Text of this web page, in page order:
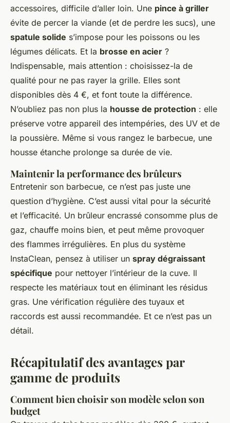
accessoires, difficile d’aller loin. Une pince à griller
évite de percer la viande (et de perdre les sucs), une
spatule solide s’impose pour les poissons ou les
légumes délicats. Et la brosse en acier ?
Indispensable, mais attention : choisissez-la de
qualité pour ne pas rayer la grille. Elles sont
disponibles dès 4 €, et font toute la différence.
N’oubliez pas non plus la housse de protection : elle
préserve votre appareil des intempéries, des UV et de
la poussière. Même si vous rangez le barbecue, une
housse étanche prolonge sa durée de vie.
Maintenir la performance des brûleurs
Entretenir son barbecue, ce n’est pas juste une
question d’hygiène. C’est aussi vital pour la sécurité
et l’efficacité. Un brûleur encrassé consomme plus de
gaz, chauffe moins bien, et peut même provoquer
des flammes irrégulières. En plus du système
InstaClean, pensez à utiliser un spray dégraissant
spécifique pour nettoyer l’intérieur de la cuve. Il
respecte les matériaux tout en éliminant les résidus
gras. Une vérification régulière des tuyaux et
raccords est aussi recommandée. Et ce n’est pas un
détail.
Récapitulatif des avantages par
gamme de produits
Comment bien choisir son modèle selon son
budget